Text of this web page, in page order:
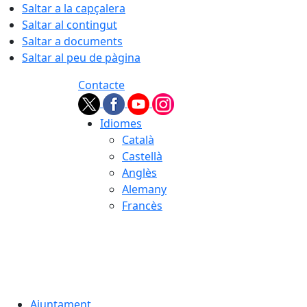
Saltar a la capçalera
Saltar al contingut
Saltar a documents
Saltar al peu de pàgina
Contacte
Idiomes
Català
Castellà
Anglès
Alemany
Francès